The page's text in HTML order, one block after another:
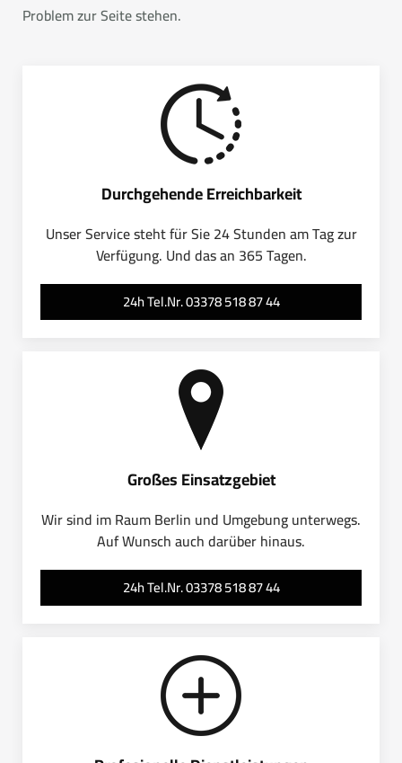
Problem zur Seite stehen.
Durchgehende Erreichbarkeit
Unser Service steht für Sie 24 Stunden am Tag zur
Verfügung. Und das an 365 Tagen.
24h Tel.Nr. 03378 518 87 44
Großes Einsatzgebiet
Wir sind im Raum Berlin und Umgebung unterwegs.
Auf Wunsch auch darüber hinaus.
24h Tel.Nr. 03378 518 87 44